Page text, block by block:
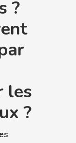
?
les
?